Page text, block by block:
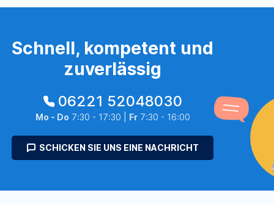
Schnell, kompetent und
zuverlässig
06221 52048030
Mo - Do 7:30 - 17:30 | Fr7:30 - 16:00
SCHICKEN SIE UNS EINE NACHRICHT